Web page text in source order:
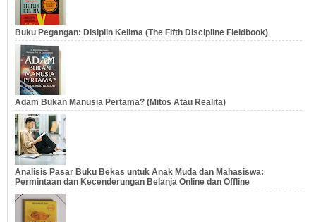
Buku Pegangan: Disiplin Kelima (The Fifth Discipline Fieldbook)
Adam Bukan Manusia Pertama? (Mitos Atau Realita)
Analisis Pasar Buku Bekas untuk Anak Muda dan Mahasiswa:
Permintaan dan Kecenderungan Belanja Online dan Offline